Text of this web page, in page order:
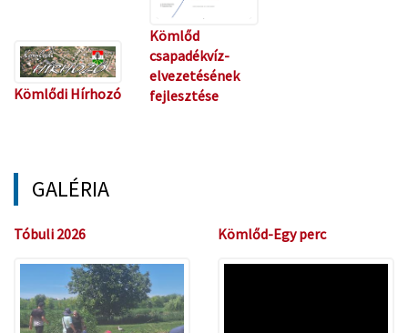
Kömlődi Hírhozó
Kömlőd
csapadékvíz-
elvezetésének
fejlesztése
GALÉRIA
Tóbuli 2026
Kömlőd-Egy perc